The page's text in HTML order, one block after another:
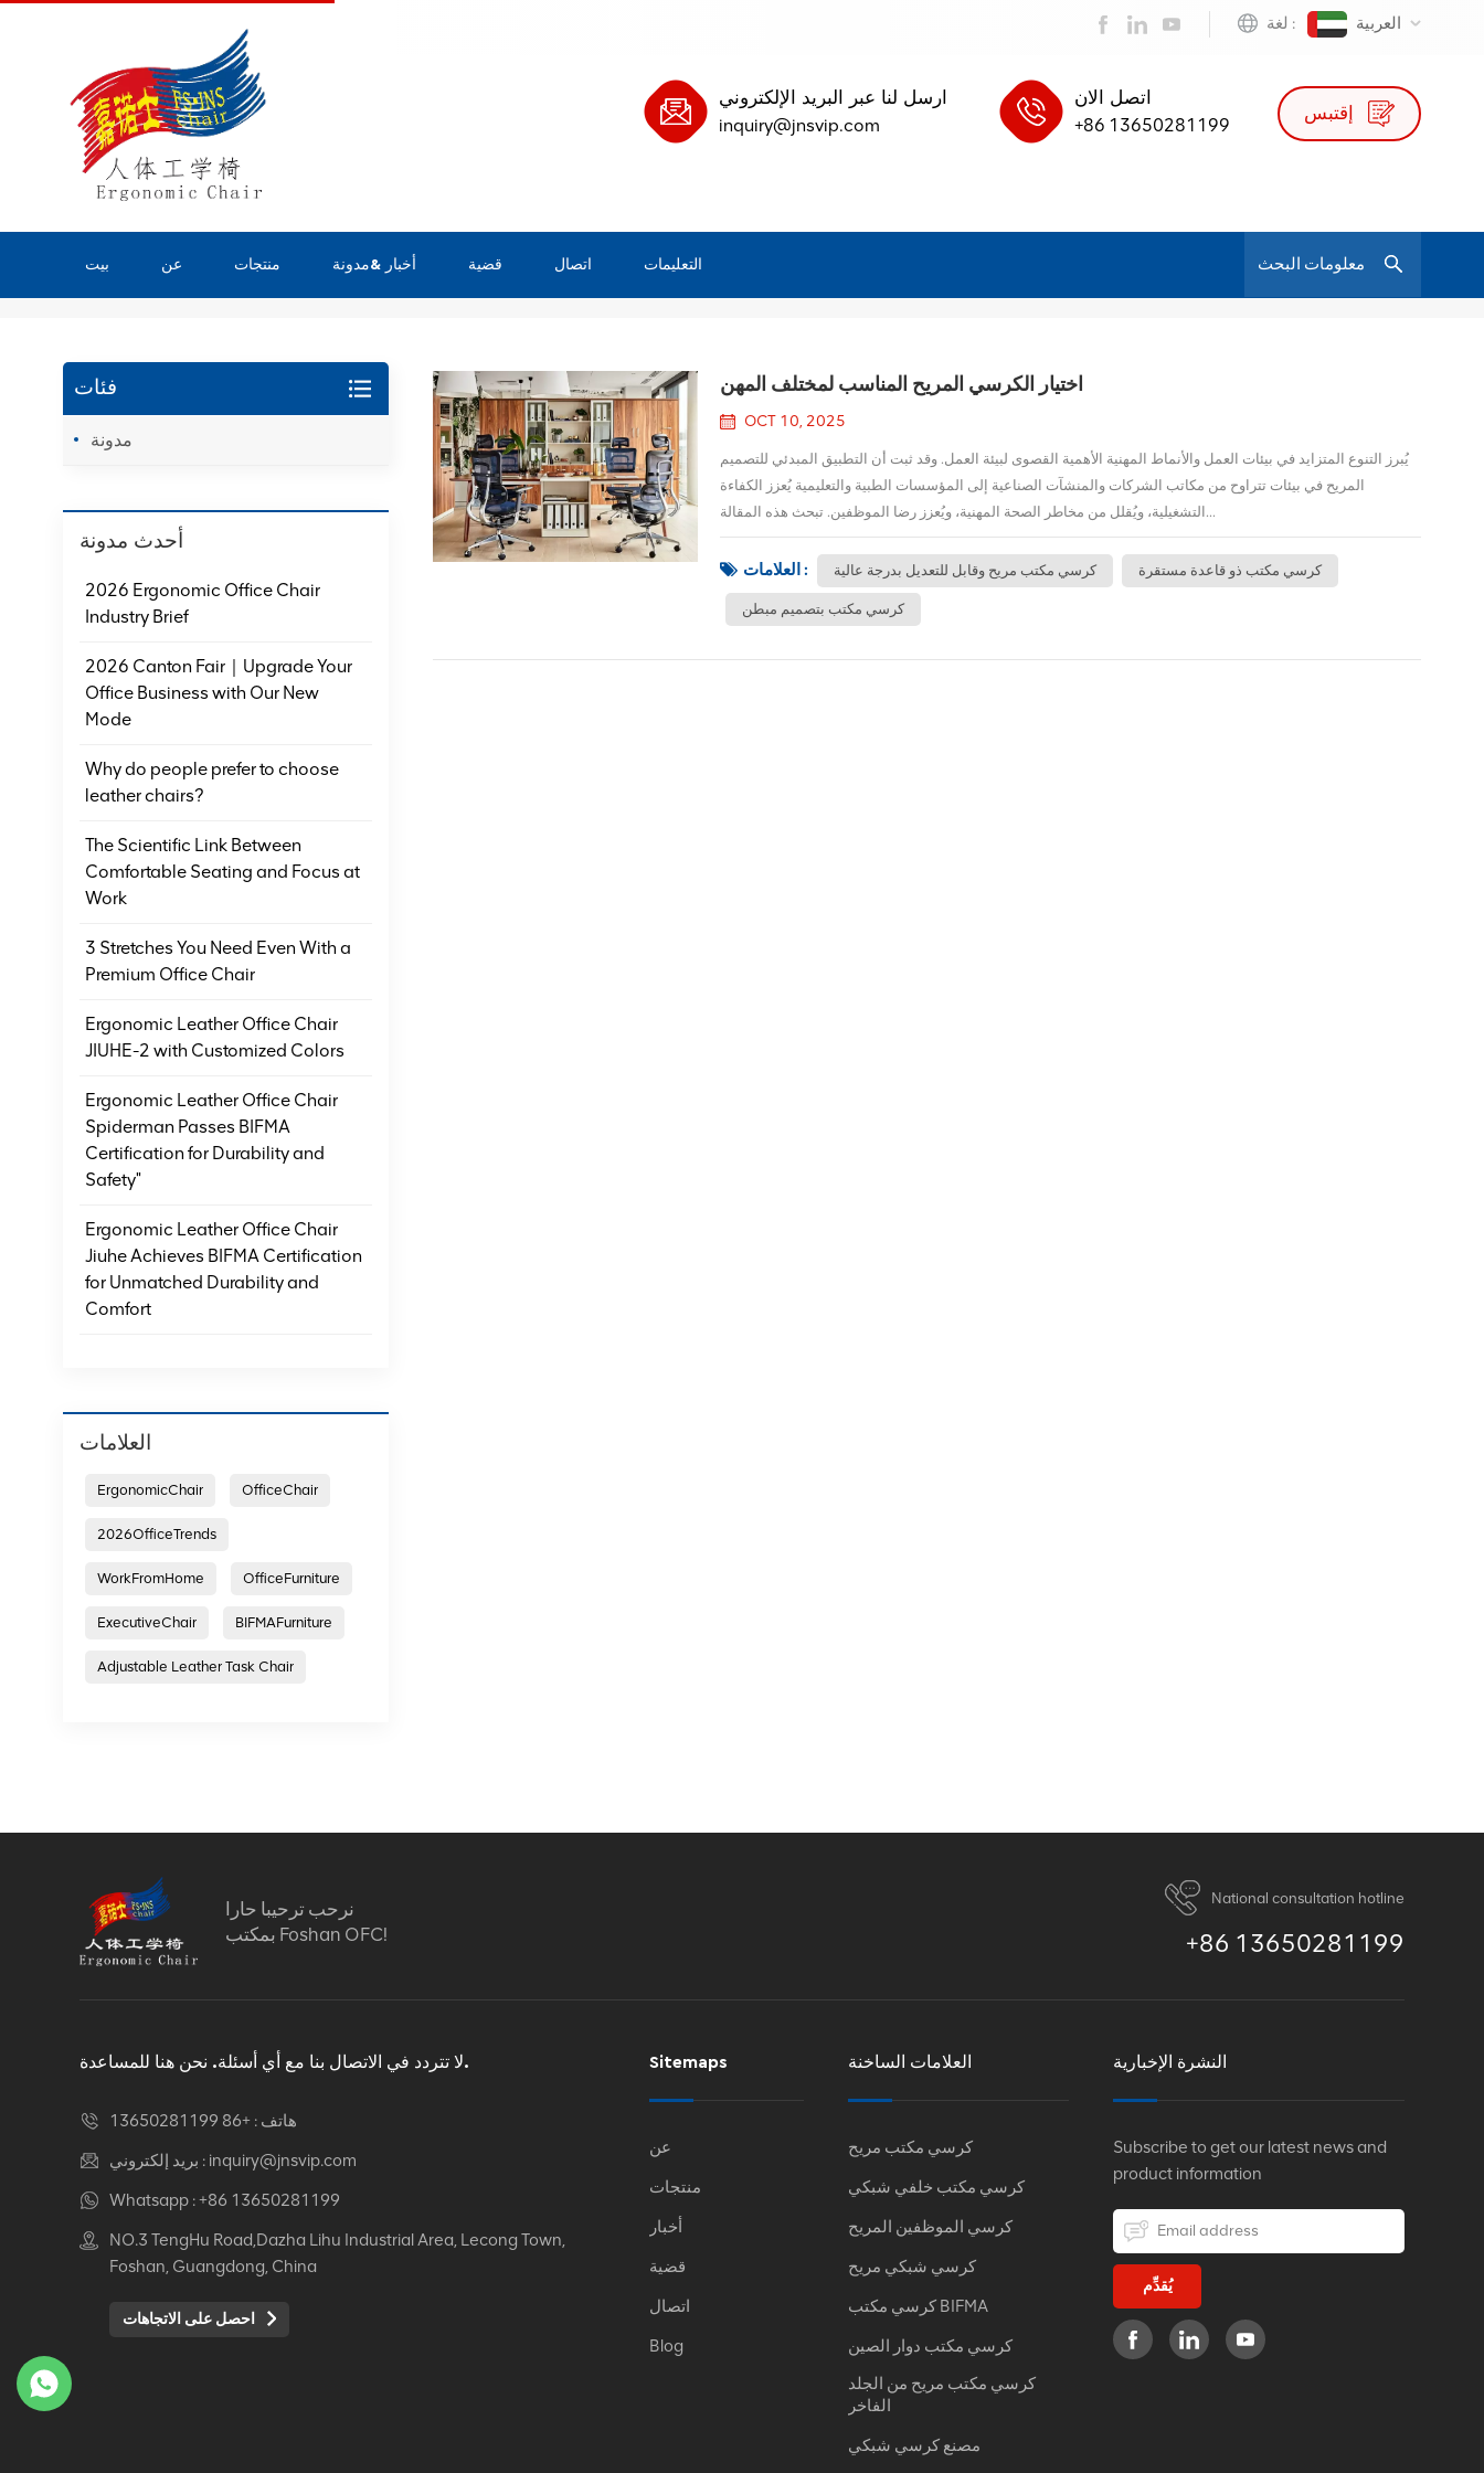
لغة :
ارسل لنا عبر البريد الإلكتروني
inquiry@jnsvip.com
اتصل الان
+86 13650281199
بيت عن منتجات أخبار &مدونة قضية اتصال التعليمات
يبحث
اختيار الكرسي المريح المناسب لمختلف المهن
OCT 10, 2025
يُبرز التنوع المتزايد في بيئات العمل والأنماط المهنية الأهمية القصوى لبيئة العمل. وقد ثبت أن التطبيق المبدئي للتصميم
المريح في بيئات تتراوح من مكاتب الشركات والمنشآت الصناعية إلى المؤسسات الطبية والتعليمية يُعزز الكفاءة
التشغيلية، ويُقلل من مخاطر الصحة المهنية، ويُعزز رضا الموظفين. تبحث هذه المقالة...
العلامات : كرسي مكتب مريح وقابل للتعديل بدرجة عالية كرسي مكتب ذو قاعدة مستقرة
كرسي مكتب بتصميم مبطن
فئات
مدونة
أحدث مدونة
2026 Ergonomic Office Chair
Industry Brief
2026 Canton Fair｜Upgrade Your
Office Business with Our New
Mode
Why do people prefer to choose
leather chairs?
The Scientific Link Between
Comfortable Seating and Focus at
Work
3 Stretches You Need Even With a
Premium Office Chair
Ergonomic Leather Office Chair
JIUHE-2 with Customized Colors
Ergonomic Leather Office Chair
Spiderman Passes BIFMA
Certification for Durability and
Safety"
Ergonomic Leather Office Chair
Jiuhe Achieves BIFMA Certification
for Unmatched Durability and
Comfort
العلامات
ErgonomicChair OfficeChair
2026OfficeTrends
WorkFromHome OfficeFurniture
ExecutiveChair BIFMAFurniture
Adjustable Leather Task Chair
نرحب ترحيبا حارا
بمكتب Foshan OFC!
National consultation hotline
+86 13650281199
لا تتردد في الاتصال بنا مع أي أسئلة. نحن هنا للمساعدة.
هاتف : +86 13650281199
بريد إلكتروني : inquiry@jnsvip.com
Whatsapp :+86 13650281199
NO.3 TengHu Road,Dazha Lihu Industrial Area, Lecong Town,
Foshan, Guangdong, China
Sitemaps
عن
منتجات
أخبار
قضية
اتصال
Blog
العلامات الساخنة
كرسي مكتب مريح
كرسي مكتب خلفي شبكي
كرسي الموظفين المريح
كرسي شبكي مريح
كرسي مكتب BIFMA
كرسي مكتب دوار الصين
كرسي مكتب مريح من الجلد
الفاخر
مصنع كرسي شبكي
النشرة الإخبارية
Subscribe to get our latest news and
product information
يُقدِّم